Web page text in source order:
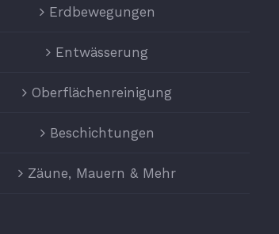
Erdbewegungen
Entwässerung
Oberflächenreinigung
Beschichtungen
Zäune, Mauern & Mehr